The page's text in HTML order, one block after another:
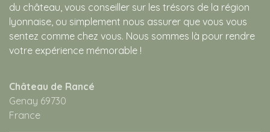
du château, vous conseiller sur les trésors de la région
lyonnaise, ou simplement nous assurer que vous vous
sentez comme chez vous. Nous sommes là pour rendre
votre expérience mémorable !
Château de Rancé
Genay 69730
France